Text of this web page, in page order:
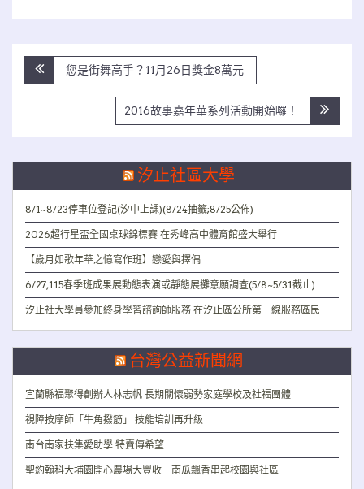
文
章
您是街舞高手？11月26日獎金8萬元
2016故事嘉年華系列活動開始囉！
汐止社區大學
8/1~8/23停車位登記(汐中上課)(8/24抽籤;8/25公佈)
2026超行星盃全國桌球錦標賽 在秀峰高中體育館盛大舉行
【歲月如歌年華之憶寫作班】戀愛與擇偶
6/27,115春季班成果展動態表演或靜態展攤意願調查(5/8~5/31截止)
汐止社大學員參加終身學習諮詢師服務 在汐止區公所第一線服務區民
台灣公益新聞網
宜蘭縣福聚得創辦人林志帆 長期關懷弱勢家庭學校及社福團體
視障按摩師「牛角撥筋」 技能培訓再升級
南台南家扶集愛助學 特賣傳希望
聖約翰科大埔園開心農場大豐收 南瓜飄香串起校園與社區